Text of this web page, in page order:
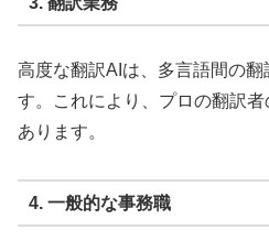
高度な翻訳AIは、多言語間の
す。これにより、プロの翻訳
あります。
4. 一般的な事務職